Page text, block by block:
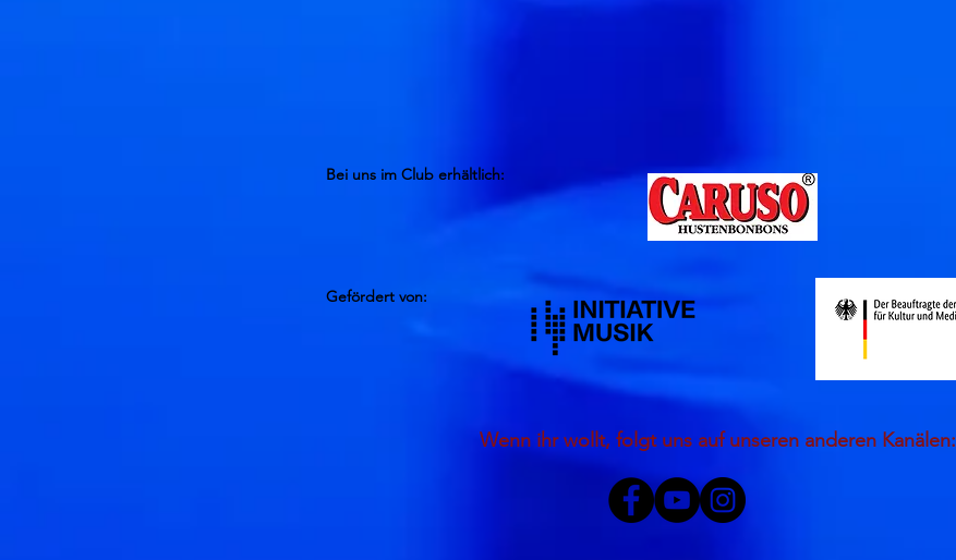
Bei uns im Club erhältlich:
Gefördert von:
Wenn ihr wollt, folgt uns auf unseren anderen Kanälen: